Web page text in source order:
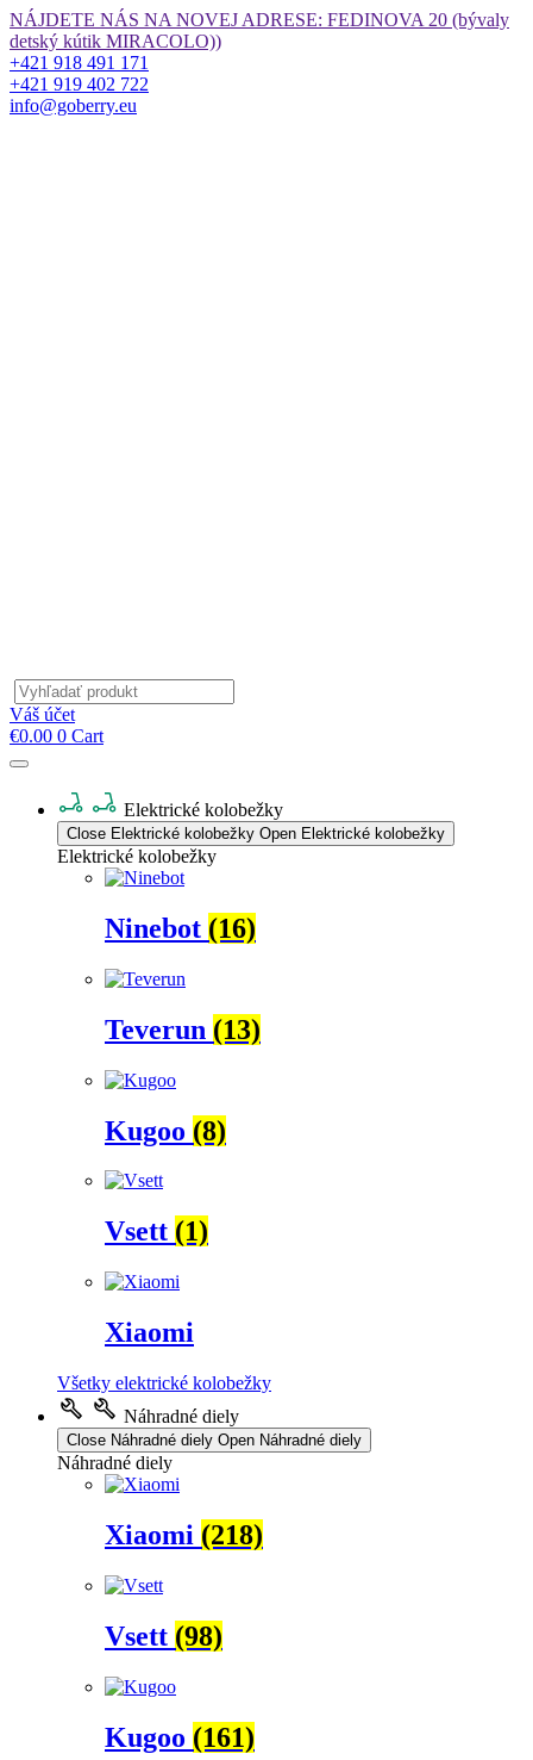
Preskočiť
na
obsah
NÁJDETE NÁS NA NOVEJ ADRESE: FEDINOVA 20 (bývaly
detský kútik MIRACOLO))
+421 918 491 171
+421 919 402 722
info@goberry.eu
Products
search
Váš účet
€0.00 0 Cart
Elektrické kolobežky
Close Elektrické kolobežky Open Elektrické kolobežky
Elektrické kolobežky
Ninebot (16)
Teverun (13)
Kugoo (8)
Vsett (1)
Xiaomi
Všetky elektrické kolobežky
Náhradné diely
Close Náhradné diely Open Náhradné diely
Náhradné diely
Xiaomi (218)
Vsett (98)
Kugoo (161)